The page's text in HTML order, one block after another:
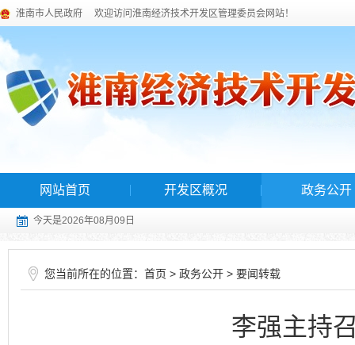
淮南市人民政府 欢迎访问淮南经济技术开发区管理委员会网站！
网站首页 开发区概况 政务公开
今天是2026年08月09日
您当前所在的位置： 首页 > 政务公开 > 要闻转载
李强主持